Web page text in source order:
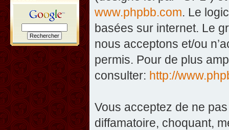
www.phpbb.com. Le
basées sur internet. Le
nous acceptons et/ou
permis. Pour de plus
consulter: http://
Vous acceptez de ne
diffamatoire, choquant,